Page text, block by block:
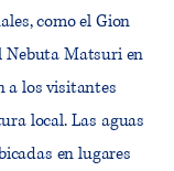
como el Gion
Nebuta Matsuri en
a los visitantes
local. Las aguas
en lugares